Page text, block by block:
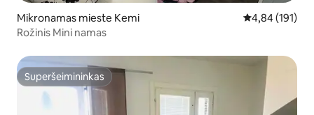
Mikronamas mieste Kemi Vidutinis
4,84 (191)
Rožinis Mini namas
Superšeimininkas
Superšeimininkas